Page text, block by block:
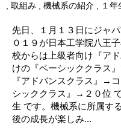
取組み 機械系の紹介 １年
先日、１月１３日にジャ
０１９が日本工学院八王
校からは上級者向け『ア
けの『ベーシッククラス
『アドバンスクラス』→
シッククラス』→２０位
生 です。機械系に所属す
後の成長が楽しみ...